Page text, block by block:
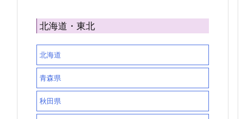
北海道・東北
北海道
青森県
秋田県